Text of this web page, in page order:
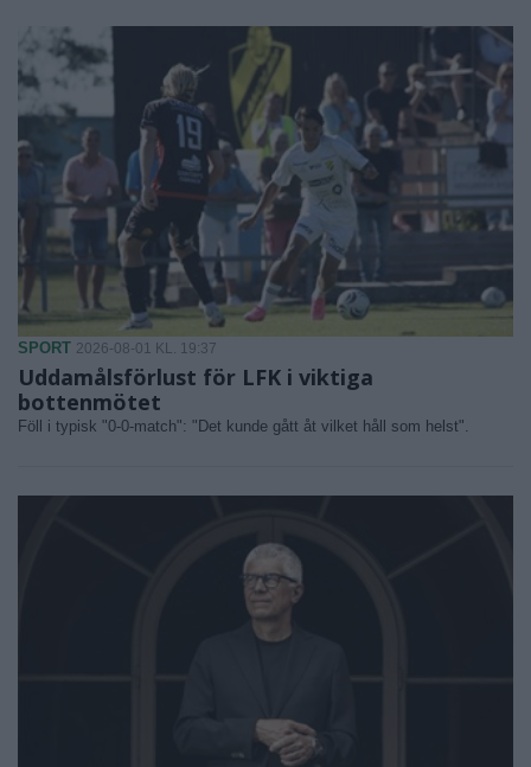
SPORT 2026-08-01 KL. 19:37
Uddamålsförlust för LFK i viktiga
bottenmötet
Föll i typisk "0-0-match": "Det kunde gått åt vilket håll som helst".